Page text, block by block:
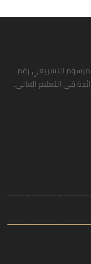
التشريعي رقم